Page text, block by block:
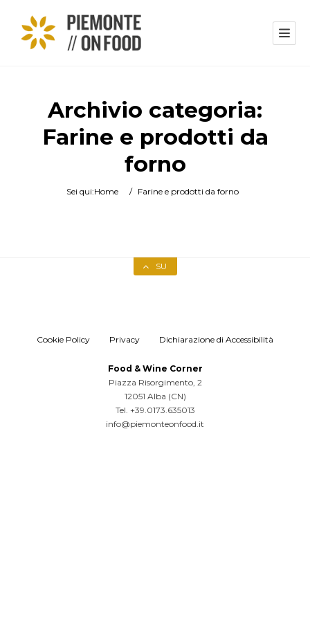
Archivio categoria:
Farine e prodotti da
forno
Sei qui:Home / Farine e prodotti da forno
SU
Cookie Policy Privacy Dichiarazione di Accessibilità
Food & Wine Corner
Piazza Risorgimento, 2
12051 Alba (CN)
Tel. +39.0173.635013
info@piemonteonfood.it